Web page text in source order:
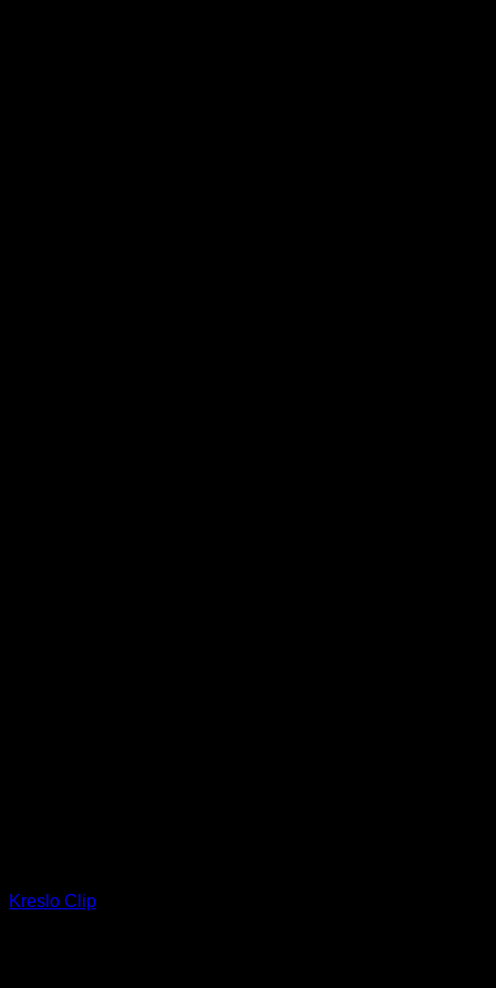
Kreslo Clip